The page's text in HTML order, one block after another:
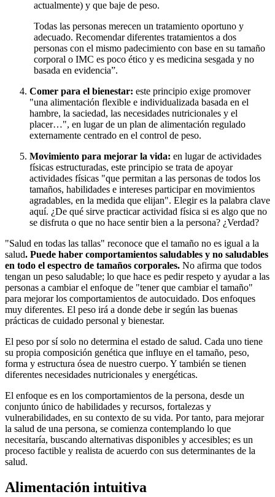
actualmente) y que baje de peso.
Todas las personas merecen un tratamiento oportuno y
adecuado. Recomendar diferentes tratamientos a dos
personas con el mismo padecimiento con base en su tamaño
corporal o IMC es poco ético y es medicina sesgada y no
basada en evidencia”.
Comer para el bienestar: este principio exige promover
"una alimentación flexible e individualizada basada en el
hambre, la saciedad, las necesidades nutricionales y el
placer…", en lugar de un plan de alimentación regulado
externamente centrado en el control de peso.
Movimiento para mejorar la vida: en lugar de actividades
físicas estructuradas, este principio se trata de apoyar
actividades físicas "que permitan a las personas de todos los
tamaños, habilidades e intereses participar en movimientos
agradables, en la medida que elijan". Elegir es la palabra clave
aquí. ¿De qué sirve practicar actividad física si es algo que no
se disfruta o que no hace sentir bien a la persona? ¿Verdad?
"Salud en todas las tallas" reconoce que el tamaño no es igual a la
salud. Puede haber comportamientos saludables y no saludables
en todo el espectro de tamaños corporales. No afirma que todos
tengan un peso saludable; lo que hace es pedir respeto y ayudar a las
personas a cambiar el enfoque de "tener que cambiar el tamaño"
para mejorar los comportamientos de autocuidado. Dos enfoques
muy diferentes. El peso irá a donde debe ir según las buenas
prácticas de cuidado personal y bienestar.
El peso por sí solo no determina el estado de salud. Cada uno tiene
su propia composición genética que influye en el tamaño, peso,
forma y estructura ósea de nuestro cuerpo. Y también se tienen
diferentes necesidades nutricionales y energéticas.
El enfoque es en los comportamientos de la persona, desde un
conjunto único de habilidades y recursos, fortalezas y
vulnerabilidades, en su contexto de su vida. Por tanto, para mejorar
la salud de una persona, se comienza contemplando lo que
necesitaría, buscando alternativas disponibles y accesibles; es un
proceso factible y realista de acuerdo con sus determinantes de la
salud.
Alimentación intuitiva